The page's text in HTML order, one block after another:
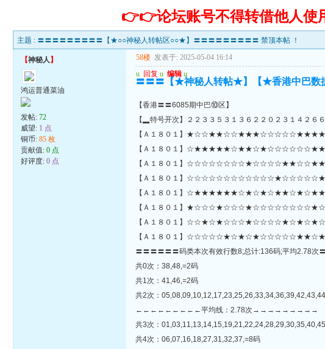
👉👉论坛账号不得转借他人使
主题 : 〓〓〓〓〓〓〓〓〓【★○○神秘人转帖区○○★】〓〓〓〓〓〓〓〓〓 禁顶本帖 ！
【神秘人 】
鸿运普通菜油
发帖:72
威望: 1 点
铜币:85 枚
贡献值:0 点
好评度:0 点
58楼 发表于: 2025-05-04 16:14
u 回复 u 编辑 u
〓〓〓【★神秘人转帖★】【★香港中巴
【香港〓〓6085期中巴⑩区】
【▂特号开次】２２３３５３１３６２２０２３１４２６
【Ａ１８０１】
【Ａ１８０１】
【Ａ１８０１】
【Ａ１８０１】
【Ａ１８０１】
【Ａ１８０１】
【Ａ１８０１】
【Ａ１８０１】
〓〓〓〓〓〓码类本次有效行数8;总计:136码;平均2.78次
共0次：38,48,=2码
共1次：41,46,=2码
共2次：
←←←←←←←←←平均线：2.78次→→→→→→→→→
共3次：
共4次：06,07,16,18,27,31,32,37,=8码